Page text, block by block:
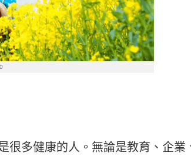
很多健康的人。無論是教育、企業